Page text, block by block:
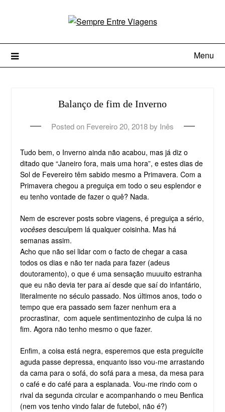
Menu
Balanço de fim de Inverno
Posted on Fevereiro 20, 2018 by Inês
Tudo bem, o Inverno ainda não acabou, mas já diz o
ditado que “Janeiro fora, mais uma hora”, e estes dias de
Sol de Fevereiro têm sabido mesmo a Primavera. Com a
Primavera chegou a preguiça em todo o seu esplendor e
eu tenho vontade de fazer o quê? Nada.
Nem de escrever posts sobre viagens, é preguiça a sério,
vocêsesdesculpem lá qualquer coisinha. Mas há
semanas assim.
Acho que não sei lidar com o facto de chegar a casa
todos os dias e não ter nada para fazer (adeus
doutoramento), o que é uma sensação muuuito estranha
que eu não devia ter para aí desde que saí do infantário,
literalmente no século passado. Nos últimos anos, todo o
tempo que era passado sem fazer nenhum era a
procrastinar, com aquele sentimentozinho de culpa lá no
fim. Agora não tenho mesmo o que fazer.
Enfim, a coisa está negra, esperemos que esta preguicite
aguda passe depressa, enquanto isso vou-me arrastando
da cama para o sofá, do sofá para a mesa, da mesa para
o café e do café para a esplanada. Vou-me rindo com o
rival da segunda circular e acompanhando o meu Benfica
(nem vos tenho vindo falar de futebol, não é?)